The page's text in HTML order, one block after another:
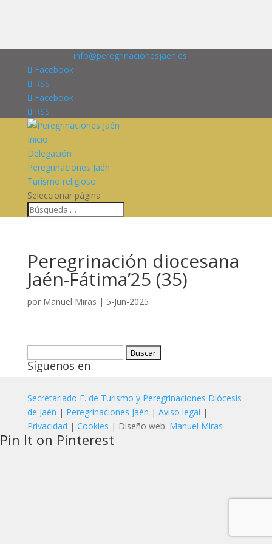
info@peregrinacionesjaen.es
Facebook
RSS
Facebook
RSS
Inicio
Delegación
Peregrinaciones Jaén
Turismo religioso
Seleccionar página
Peregrinación diocesana
Jaén-Fátima’25 (35)
por Manuel Miras | 5-Jun-2025
Síguenos en
Secretariado E. de Turismo y Peregrinaciones Diócesis
de Jaén | Peregrinaciones Jaén | Aviso legal |
Privacidad | Cookies | Diseño web: Manuel Miras
Pin It on Pinterest